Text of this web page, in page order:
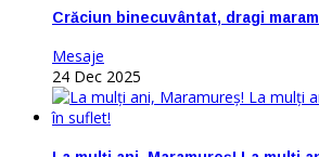
Crăciun binecuvântat, dragi
Mesaje
24 Dec 2025